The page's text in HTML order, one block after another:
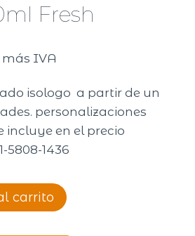
Fresh
más IVA
isologo a partir de un
personalizaciones
incluye en el precio
5808-1436
carrito